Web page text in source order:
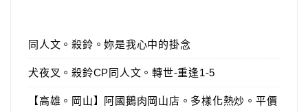
同人文。殺鈴。妳是我心中的掛念
犬夜叉。殺鈴CP同人文。轉世-重逢1-5
【高雄。岡山】阿國鵝肉岡山店。多樣化熱炒。平價